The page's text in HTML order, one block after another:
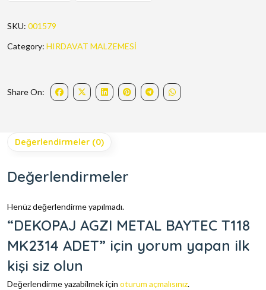
SKU: 001579
Category: HIRDAVAT MALZEMESİ
Share On:
Değerlendirmeler (0)
Değerlendirmeler
Henüz değerlendirme yapılmadı.
“DEKOPAJ AGZI METAL BAYTEC T118
MK2314 ADET” için yorum yapan ilk
kişi siz olun
Değerlendirme yazabilmek için oturum açmalısınız.